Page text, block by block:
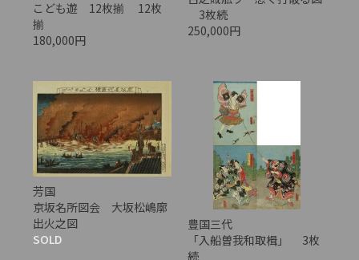
こども遊 12枚揃 12枚
揃
180,000円
3枚続
250,000円
芳国
京坂名所図会 大坂松嶋廓
出火之図
SOLD
豊国三代
「入船曽我和取楫」 3枚
続